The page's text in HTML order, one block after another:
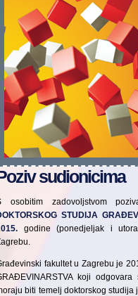
sudionicima
osobitim zadovoljstvom
STUDIJA
godine (ponedjeljak i
fakultet u Zagrebu je
koji
biti temelj doktorskog